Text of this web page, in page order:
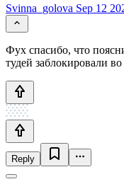
Svinna_golova Sep 12
Фух спасибо, что
тудей заблокировали
Reply